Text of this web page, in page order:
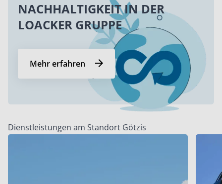
NACHHALTIGKEIT IN DER
LOACKER GRUPPE
Mehr erfahren
Dienstleistungen am Standort Götzis